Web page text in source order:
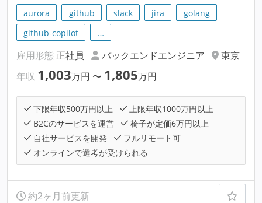
aurora github slack jira
golang
github-copilot
…
雇用形態 正社員 バックエンドエンジニア
東京
年収 1,003万円 〜 1,805万円
下限年収500万円以上
上限年収1000万円以上
B2Cのサービスを運営
椅子が定価6万円以上
自社サービスを開発
フルリモート可
オンラインで選考が受けられる
約2ヶ月前更新